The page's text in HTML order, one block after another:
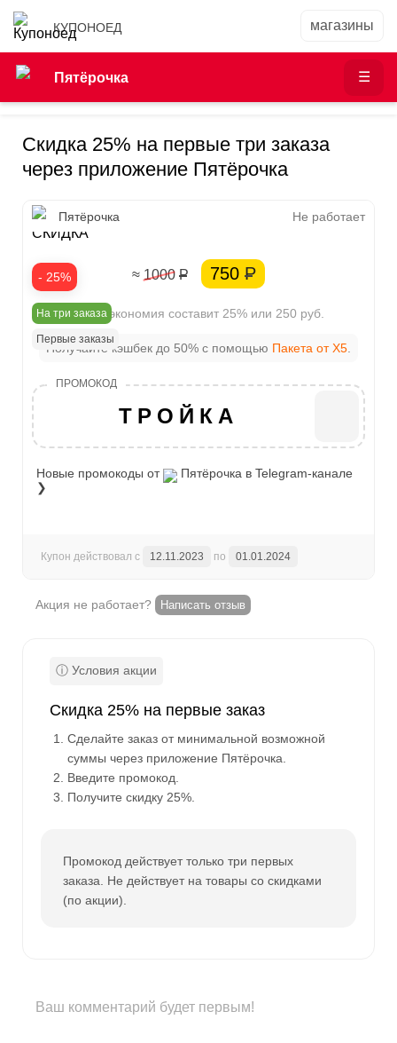
КУПОНОЕД
Пятёрочка
Скидка 25% на первые три заказа
через приложение Пятёрочка
- 25%
25%
СКИДКА
Пятёрочка Не работает
≈ 1000 Р 750 Р
Ваша экономия составит 25% или 250 руб.
Получайте кэшбек до 50% с помощью Пакета от X5
ТРОЙКА
Новые промокоды от Пятёрочка в Telegram-канале
❯
На три заказа
Первые заказы
Купон действовал с 12.11.2023 по 01.01.2024
Акция не работает? Написать отзыв
Скидка 25% на первые заказ
Сделайте заказ от минимальной возможной
суммы через приложение Пятёрочка.
Введите промокод.
Получите скидку 25%.
Промокод действует только три первых
заказа. Не действует на товары со скидками
(по акции).
Ваш комментарий будет первым!